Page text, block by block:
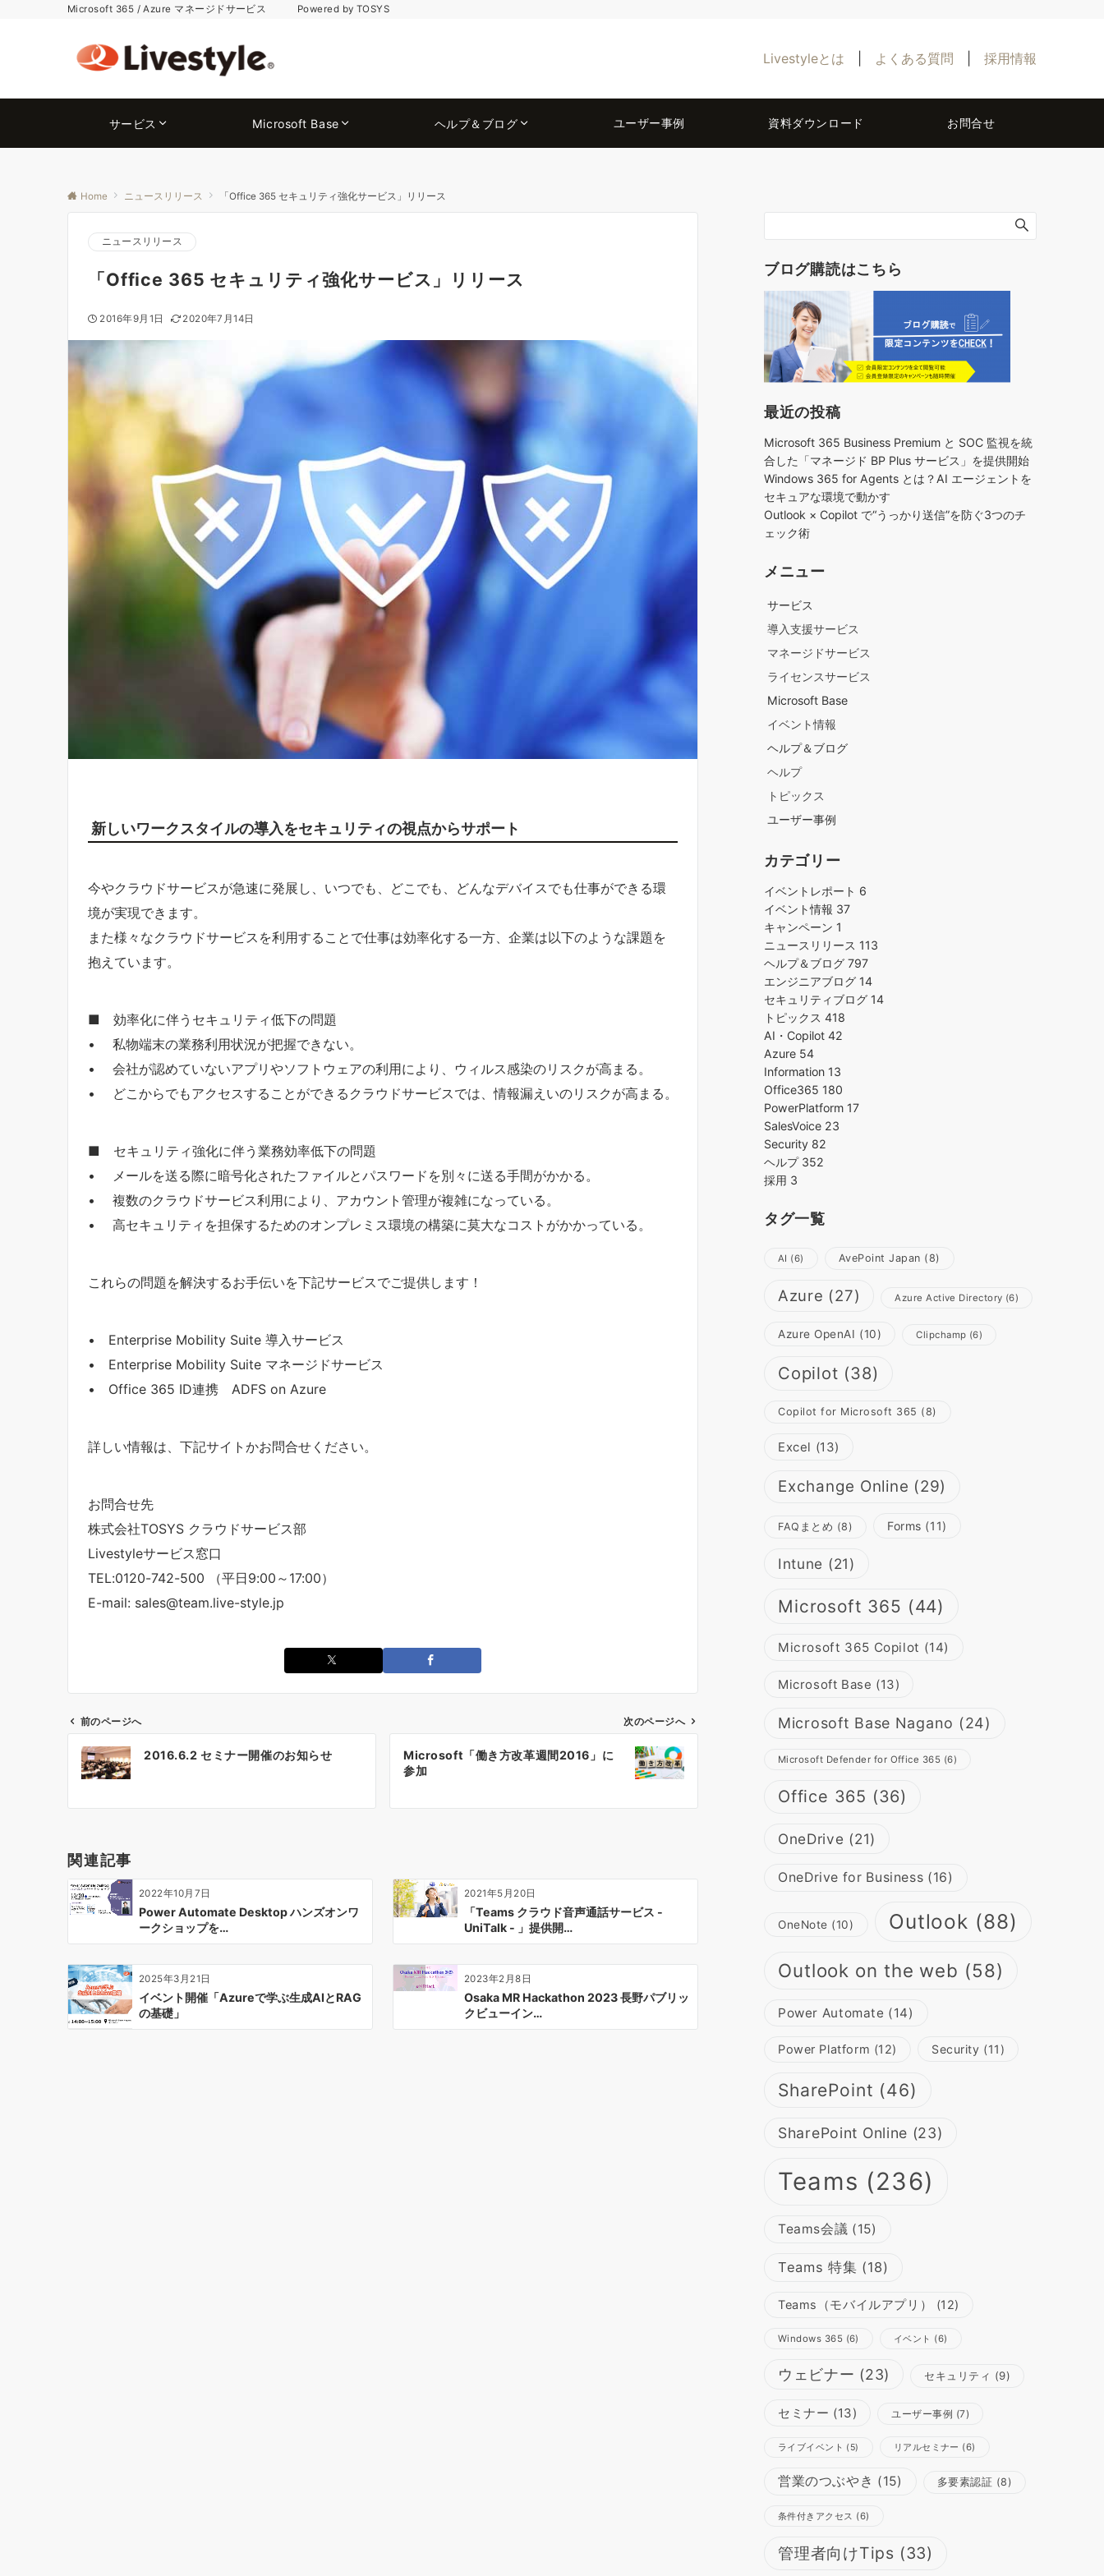
Microsoft 365 / Azure マネージドサービス Powered by TOSYS
Livestyleとは よくある質問 採用情報
サービス Microsoft Base ヘルプ＆ブログ ユーザー事例 資料ダウンロード お問合せ
Home ニュースリリース 「Office 365 セキュリティ強化サービス」リリース
ニュースリリース
「Office 365 セキュリティ強化サービス」リリース
2016年9月1日 2020年7月14日
新しいワークスタイルの導入をセキュリティの視点からサポート
今やクラウドサービスが急速に発展し、いつでも、どこでも、どんなデバイスでも仕事ができる環
境が実現できます。
また様々なクラウドサービスを利用することで仕事は効率化する一方、企業は以下のような課題を
抱えています。
■ 効率化に伴うセキュリティ低下の問題
• 私物端末の業務利用状況が把握できない。
• 会社が認めていないアプリやソフトウェアの利用により、ウィルス感染のリスクが高まる。
• どこからでもアクセスすることができるクラウドサービスでは、情報漏えいのリスクが高まる。
■ セキュリティ強化に伴う業務効率低下の問題
• メールを送る際に暗号化されたファイルとパスワードを別々に送る手間がかかる。
• 複数のクラウドサービス利用により、アカウント管理が複雑になっている。
• 高セキュリティを担保するためのオンプレミス環境の構築に莫大なコストがかかっている。
これらの問題を解決するお手伝いを下記サービスでご提供します！
• Enterprise Mobility Suite 導入サービス
• Enterprise Mobility Suite マネージドサービス
• Office 365 ID連携 ADFS on Azure
詳しい情報は、下記サイトかお問合せください。
お問合せ先
株式会社TOSYS クラウドサービス部
Livestyleサービス窓口
TEL:0120-742-500 （平日9:00～17:00）
E-mail: sales@team.live-style.jp
ビ
シ
ョ
ン
前のページへ
2016.6.2 セミナー開催のお知らせ
次のページへ
Microsoft「働き方改革週間2016」に
参加
関連記事
2022年10月7日
Power Automate Desktop ハンズオンワ
ークショップを…
2021年5月20日
「Teams クラウド音声通話サービス -
UniTalk - 」提供開…
2025年3月21日
イベント開催「Azureで学ぶ生成AIとRAG
の基礎」
2023年2月8日
Osaka MR Hackathon 2023 長野パブリッ
クビューイン…
ブログ購読はこちら
最近の投稿
Microsoft 365 Business Premium と SOC 監視を統
合した「マネージド BP Plus サービス」を提供開始
Windows 365 for Agents とは？AI エージェントを
セキュアな環境で動かす
Outlook × Copilot で“うっかり送信”を防ぐ3つのチ
ェック術​
メニュー
サービス
導入支援サービス
マネージドサービス
ライセンスサービス
Microsoft Base
イベント情報
ヘルプ＆ブログ
ヘルプ
トピックス
ユーザー事例
カテゴリー
イベントレポート 6
イベント情報 37
キャンペーン 1
ニュースリリース 113
ヘルプ＆ブログ 797
エンジニアブログ 14
セキュリティブログ 14
トピックス 418
AI・Copilot 42
Azure 54
Information 13
Office365 180
PowerPlatform 17
SalesVoice 23
Security 82
ヘルプ 352
採用 3
タグ一覧
AI (6) AvePoint Japan (8)
Azure (27) Azure Active Directory (6)
Azure OpenAI (10) Clipchamp (6)
Copilot (38)
Copilot for Microsoft 365 (8)
Excel (13)
Exchange Online (29)
FAQまとめ (8) Forms (11)
Intune (21)
Microsoft 365 (44)
Microsoft 365 Copilot (14)
Microsoft Base (13)
Microsoft Base Nagano (24)
Microsoft Defender for Office 365 (6)
Office 365 (36)
OneDrive (21)
OneDrive for Business (16)
OneNote (10) Outlook (88)
Outlook on the web (58)
Power Automate (14)
Power Platform (12) Security (11)
SharePoint (46)
SharePoint Online (23)
Teams (236)
Teams会議 (15)
Teams 特集 (18)
Teams（モバイルアプリ） (12)
Windows 365 (6) イベント (6)
ウェビナー (23) セキュリティ (9)
セミナー (13) ユーザー事例 (7)
ライブイベント (5) リアルセミナー (6)
営業のつぶやき (15) 多要素認証 (8)
条件付きアクセス (6)
管理者向けTips (33)